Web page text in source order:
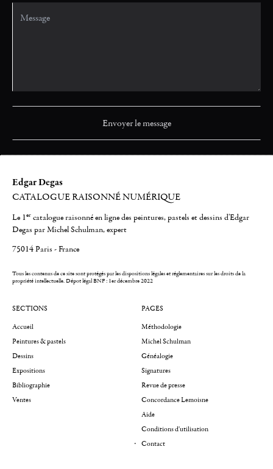
Edgar Degas
CATALOGUE RAISONNÉ NUMÉRIQUE
Le 1er catalogue raisonné en ligne des peintures, pastels et dessins d'Edgar
Degas par Michel Schulman, expert
75014 Paris - France
Tous les contenus de ce site sont protégés par les dispositions légales et réglementaires sur les droits de la
propriété intellectuelle.Dépot légal BNF : 1er décembre 2022
SECTIONS
Accueil
Peintures & pastels
Dessins
Expositions
Bibliographie
Ventes
PAGES
Méthodologie
Michel Schulman
Généalogie
Signatures
Revue de presse
Concordance Lemoisne
Aide
Conditions d'utilisation
Contact